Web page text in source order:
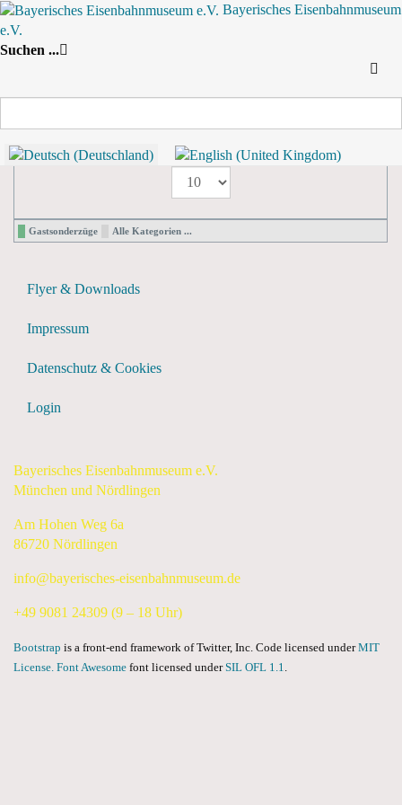
Bayerisches Eisenbahnmuseum
e.V.
Suchen ...Nach Jahr
Anzeige #
Gastsonderzüge Alle Kategorien ...
Flyer & Downloads
Impressum
Datenschutz & Cookies
Login
Bayerisches Eisenbahnmuseum e.V.
München und Nördlingen
Am Hohen Weg 6a
86720 Nördlingen
info@bayerisches-eisenbahnmuseum.de
+49 9081 24309 (9 – 18 Uhr)
Bootstrap is a front-end framework of Twitter, Inc. Code licensed underMIT
License. Font Awesome font licensed underSIL OFL 1.1.